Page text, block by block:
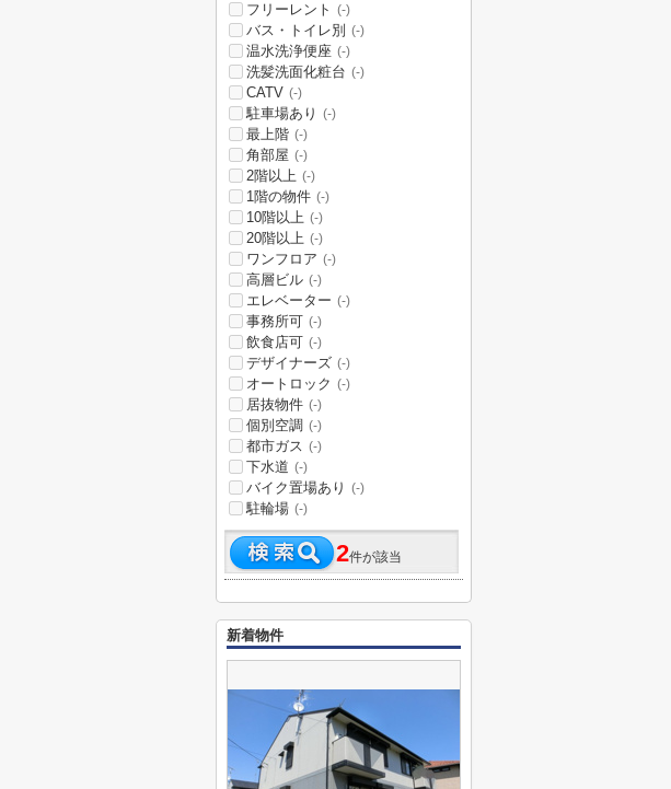
フリーレント (-)
バス・トイレ別 (-)
温水洗浄便座 (-)
洗髪洗面化粧台 (-)
CATV (-)
駐車場あり (-)
最上階 (-)
角部屋 (-)
2階以上 (-)
1階の物件 (-)
10階以上 (-)
20階以上 (-)
ワンフロア (-)
高層ビル (-)
エレベーター (-)
事務所可 (-)
飲食店可 (-)
デザイナーズ (-)
オートロック (-)
居抜物件 (-)
個別空調 (-)
都市ガス (-)
下水道 (-)
バイク置場あり (-)
駐輪場 (-)
2件が該当
新着物件